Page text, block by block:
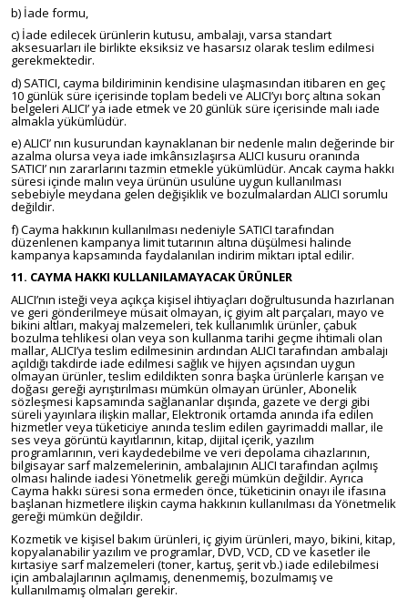
b) İade formu,
c) İade edilecek ürünlerin kutusu, ambalajı, varsa standart
aksesuarları ile birlikte eksiksiz ve hasarsız olarak teslim edilmesi
gerekmektedir.
d) SATICI, cayma bildiriminin kendisine ulaşmasından itibaren en geç
10 günlük süre içerisinde toplam bedeli ve ALICI’yı borç altına sokan
belgeleri ALICI’ ya iade etmek ve 20 günlük süre içerisinde malı iade
almakla yükümlüdür.
e) ALICI’ nın kusurundan kaynaklanan bir nedenle malın değerinde bir
azalma olursa veya iade imkânsızlaşırsa ALICI kusuru oranında
SATICI’ nın zararlarını tazmin etmekle yükümlüdür. Ancak cayma hakkı
süresi içinde malın veya ürünün usulüne uygun kullanılması
sebebiyle meydana gelen değişiklik ve bozulmalardan ALICI sorumlu
değildir.
f) Cayma hakkının kullanılması nedeniyle SATICI tarafından
düzenlenen kampanya limit tutarının altına düşülmesi halinde
kampanya kapsamında faydalanılan indirim miktarı iptal edilir.
11. CAYMA HAKKI KULLANILAMAYACAK ÜRÜNLER
ALICI’nın isteği veya açıkça kişisel ihtiyaçları doğrultusunda hazırlanan
ve geri gönderilmeye müsait olmayan, iç giyim alt parçaları, mayo ve
bikini altları, makyaj malzemeleri, tek kullanımlık ürünler, çabuk
bozulma tehlikesi olan veya son kullanma tarihi geçme ihtimali olan
mallar, ALICI’ya teslim edilmesinin ardından ALICI tarafından ambalajı
açıldığı takdirde iade edilmesi sağlık ve hijyen açısından uygun
olmayan ürünler, teslim edildikten sonra başka ürünlerle karışan ve
doğası gereği ayrıştırılması mümkün olmayan ürünler, Abonelik
sözleşmesi kapsamında sağlananlar dışında, gazete ve dergi gibi
süreli yayınlara ilişkin mallar, Elektronik ortamda anında ifa edilen
hizmetler veya tüketiciye anında teslim edilen gayrimaddi mallar, ile
ses veya görüntü kayıtlarının, kitap, dijital içerik, yazılım
programlarının, veri kaydedebilme ve veri depolama cihazlarının,
bilgisayar sarf malzemelerinin, ambalajının ALICI tarafından açılmış
olması halinde iadesi Yönetmelik gereği mümkün değildir. Ayrıca
Cayma hakkı süresi sona ermeden önce, tüketicinin onayı ile ifasına
başlanan hizmetlere ilişkin cayma hakkının kullanılması da Yönetmelik
gereği mümkün değildir.
Kozmetik ve kişisel bakım ürünleri, iç giyim ürünleri, mayo, bikini, kitap,
kopyalanabilir yazılım ve programlar, DVD, VCD, CD ve kasetler ile
kırtasiye sarf malzemeleri (toner, kartuş, şerit vb.) iade edilebilmesi
için ambalajlarının açılmamış, denenmemiş, bozulmamış ve
kullanılmamış olmaları gerekir.